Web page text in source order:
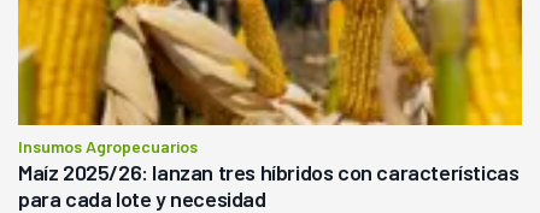
Insumos Agropecuarios
Maíz 2025/26: lanzan tres híbridos con características
para cada lote y necesidad